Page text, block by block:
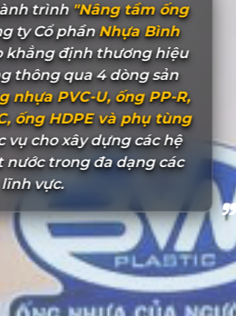
trình "Nâng tầm ống
ty Cổ phầnNhựa Bình
khẳng định thương hiệu
thông qua 4 dòng sản
nhựa PVC-U, ống PP-R,
ống HDPE và phụ tùng
vụ cho xây dựng các hệ
trong đa dạng các
lĩnh vực.